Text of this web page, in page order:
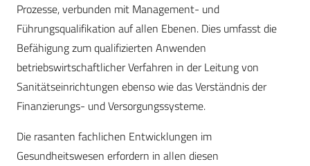
Prozesse, verbunden mit Management- und
Führungsqualifikation auf allen Ebenen. Dies umfasst die
Befähigung zum qualifizierten Anwenden
betriebswirtschaftlicher Verfahren in der Leitung von
Sanitätseinrichtungen ebenso wie das Verständnis der
Finanzierungs- und Versorgungssysteme.
Die rasanten fachlichen Entwicklungen im
Gesundheitswesen erfordern in allen diesen